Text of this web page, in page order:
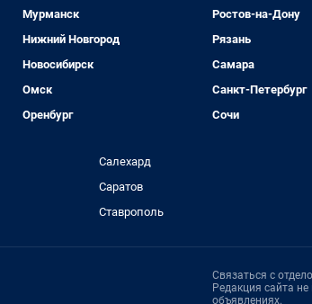
Мурманск
Нижний Новгород
Новосибирск
Омск
Оренбург
Ростов-на-Дону
Рязань
Самара
Санкт-Петербург
Сочи
Салехард
Саратов
Ставрополь
Связаться с
Редакция сайта
объявлениях.